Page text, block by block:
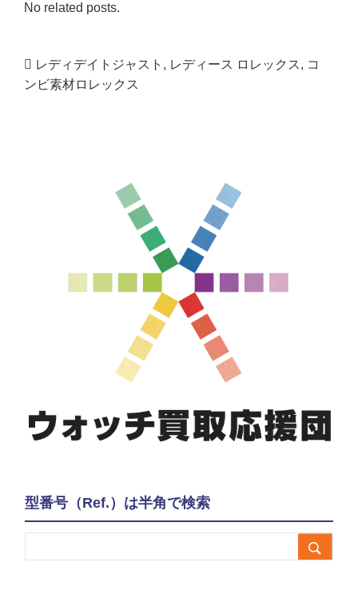
No related posts.
レディデイトジャスト , レディース ロレックス, コ
ンビ素材ロレックス
型番号（Ref.）は半角で検索
